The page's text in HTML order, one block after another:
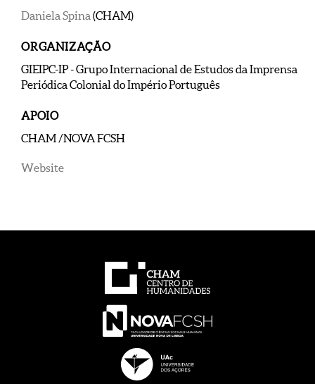
Daniela Spina (CHAM)
ORGANIZAÇÃO
GIEIPC-IP - Grupo Internacional de Estudos da Imprensa
Periódica Colonial do Império Português
APOIO
CHAM /NOVA FCSH
Website